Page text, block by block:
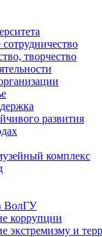
творчество
развития
комплекс
ВолГУ
коррупции
экстремизму и